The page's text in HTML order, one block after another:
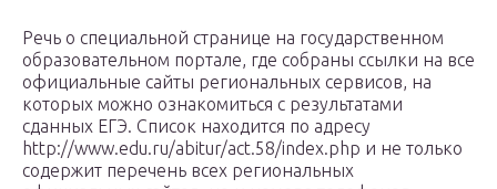
Речь о специальной странице на государственном
образовательном портале, где собраны ссылки на все
официальные сайты региональных сервисов, на
которых можно ознакомиться с результатами
сданных ЕГЭ. Список находится по адресу
http://www.edu.ru/abitur/act.58/index.php и не только
содержит перечень всех региональных